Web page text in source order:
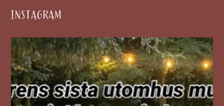
INSTAGRAM